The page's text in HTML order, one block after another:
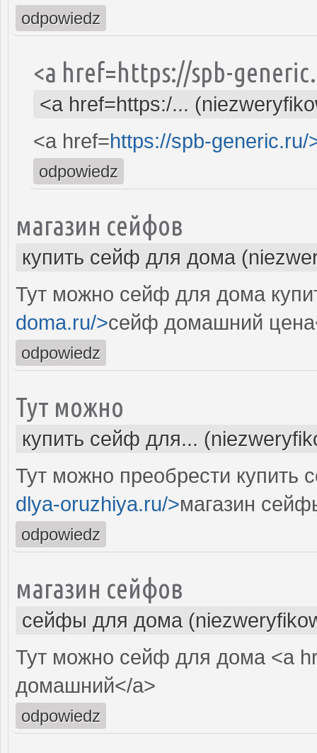
odpowiedz
<a href=https://spb-
<a href=https:/...
<a href=https://spb-generic.ru/
odpowiedz
магазин сейфов
купить сейф для дома
Тут можно сейф для дома
doma.ru/>сейф домашний
odpowiedz
Тут можно
купить сейф для...
Тут можно преобрести купить
dlya-oruzhiya.ru/>магазин
odpowiedz
магазин сейфов
сейфы для дома
Тут можно сейф для дома <a
домашний</a>
odpowiedz